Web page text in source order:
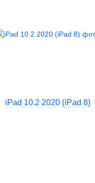
iPad 10.2 2020 (iPad 8)